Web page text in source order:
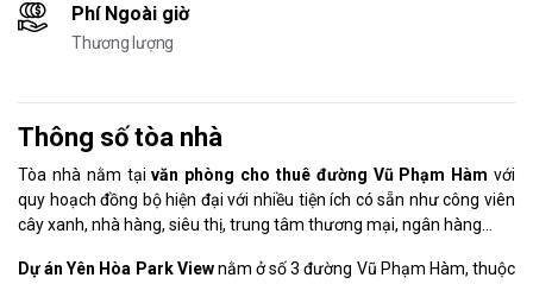
Phí Ngoài giờ
Thương lượng
Thông số tòa nhà
Tòa nhà nằm tạivăn phòng cho thuê đường Vũ Phạm Hàm với
quy hoạch đồng bộ hiện đại với nhiều tiện ích có sẵn như công viên
cây xanh, nhà hàng, siêu thị, trung tâm thương mại, ngân hàng…
Dự án Yên Hòa Park Viewnằm ở số 3 đường Vũ Phạm Hàm, thuộc